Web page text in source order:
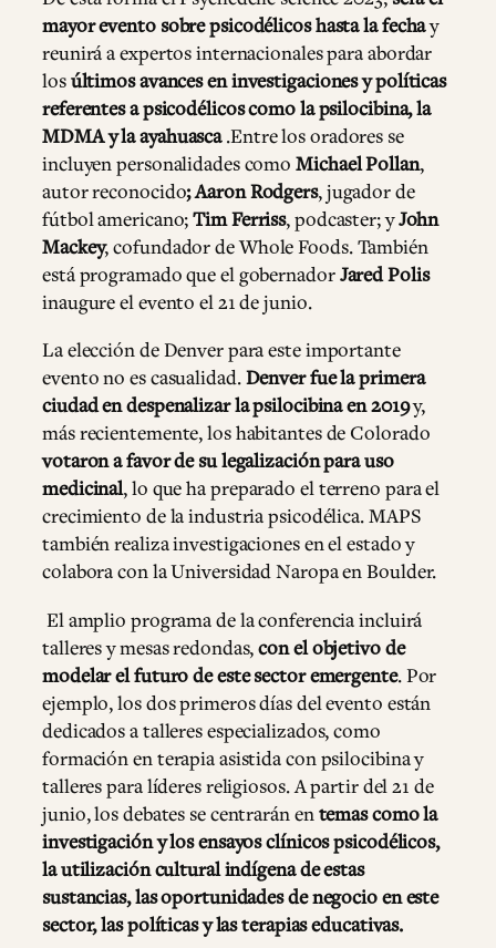
mayor evento sobre psicodélicos hasta la fechay
reunirá a expertos internacionales para abordar
losúltimos avances en investigaciones y políticas
referentes a psicodélicos como la psilocibina, la
MDMA y la ayahuasca.Entre los oradores se
incluyen personalidades como Michael Pollan,
autor reconocido; Aaron Rodgers, jugador de
fútbol americano;Tim Ferriss, podcaster; yJohn
Mackey, cofundador de Whole Foods. También
está programado que el gobernadorJared Polis
inaugure el evento el 21 de junio.
La elección de Denver para este importante
evento no es casualidad.Denver fue la primera
ciudad en despenalizar la psilocibina en 2019y,
más recientemente, los habitantes de Colorado
votaron a favor de su legalización para uso
medicinal, lo que ha preparado el terreno para el
crecimiento de la industria psicodélica. MAPS
también realiza investigaciones en el estado y
colabora con la Universidad Naropa en Boulder.
El amplio programa de la conferencia incluirá
talleres y mesas redondas,con el objetivo de
modelar el futuro de este sector emergente. Por
ejemplo, los dos primeros días del evento están
dedicados a talleres especializados, como
formación en terapia asistida con psilocibina y
talleres para líderes religiosos. A partir del 21 de
junio, los debates se centrarán entemas como la
investigación y los ensayos clínicos psicodélicos,
la utilización cultural indígena de estas
sustancias, las oportunidades de negocio en este
sector, las políticas y las terapias educativas.